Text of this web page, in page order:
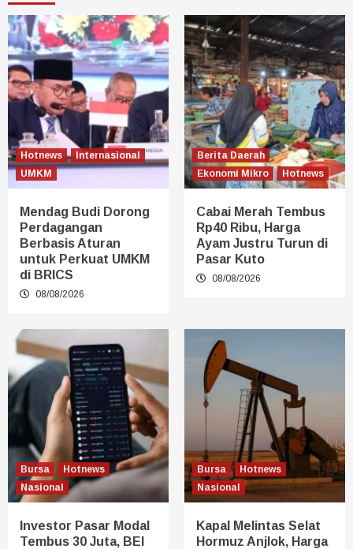
Hotnews
Internasional
UMKM
Mendag Budi Dorong
Perdagangan
Berbasis Aturan
untuk Perkuat UMKM
di BRICS
08/08/2026
Berita Daerah
Ekonomi Mikro
Hotnews
Cabai Merah Tembus
Rp40 Ribu, Harga
Ayam Justru Turun di
Pasar Kuto
08/08/2026
Bursa
Hotnews
Nasional
Investor Pasar Modal
Tembus 30 Juta, BEI
Bursa
Hotnews
Nasional
Kapal Melintas Selat
Hormuz Anjlok, Harga